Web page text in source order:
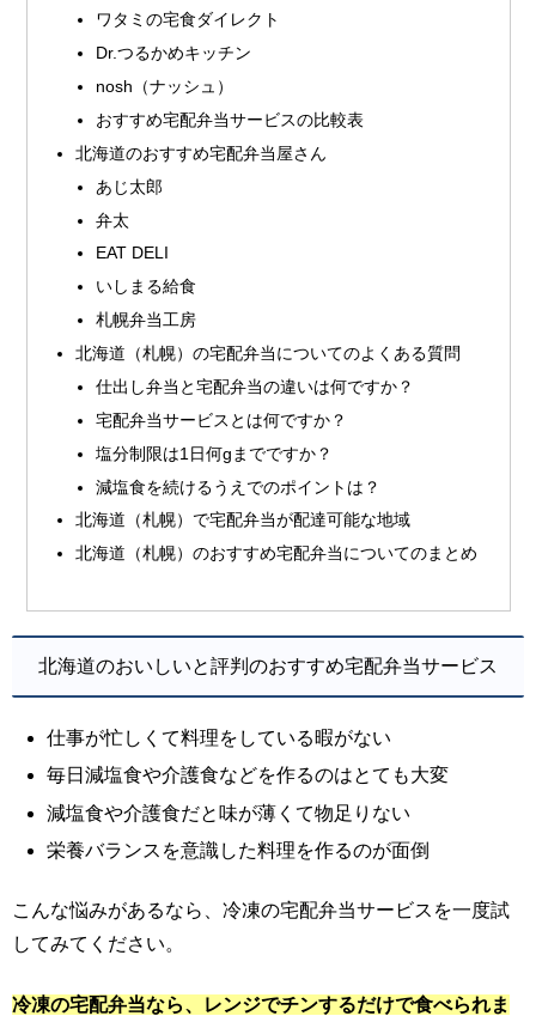
ワタミの宅食ダイレクト
Dr.つるかめキッチン
nosh（ナッシュ）
おすすめ宅配弁当サービスの比較表
北海道のおすすめ宅配弁当屋さん
あじ太郎
弁太
EAT DELI
いしまる給食
札幌弁当工房
北海道（札幌）の宅配弁当についてのよくある質問
仕出し弁当と宅配弁当の違いは何ですか？
宅配弁当サービスとは何ですか？
塩分制限は1日何gまでですか？
減塩食を続けるうえでのポイントは？
北海道（札幌）で宅配弁当が配達可能な地域
北海道（札幌）のおすすめ宅配弁当についてのまとめ
北海道のおいしいと評判のおすすめ宅配弁当サービス
仕事が忙しくて料理をしている暇がない
毎日減塩食や介護食などを作るのはとても大変
減塩食や介護食だと味が薄くて物足りない
栄養バランスを意識した料理を作るのが面倒
こんな悩みがあるなら、冷凍の宅配弁当サービスを一度試
してみてください。
冷凍の宅配弁当なら、レンジでチンするだけで食べられま